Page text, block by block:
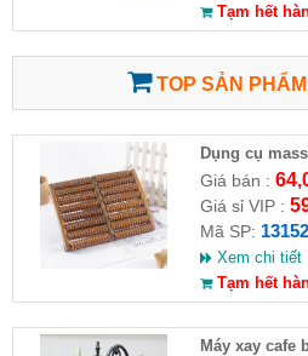
Tạm hết
TOP SẢN
Dụng cụ
Giá bán :
Giá sỉ VIP :
Mã SP: 13152
Xem chi tiết
Tạm hết
Máy xay cafe